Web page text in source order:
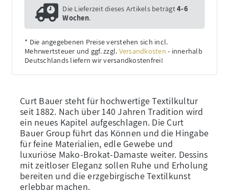
Die Lieferzeit dieses Artikels beträgt4-6
Wochen.
* Die angegebenen Preise verstehen sich incl.
Mehrwertsteuer und ggf. zzgl. Versandkosten - innerhalb
Deutschlands liefern wir versandkostenfrei!
Curt Bauer steht für hochwertige Textilkultur
seit 1882. Nach über 140 Jahren Tradition wird
ein neues Kapitel aufgeschlagen. Die Curt
Bauer Group führt das Können und die Hingabe
für feine Materialien, edle Gewebe und
luxuriöse Mako-Brokat-Damaste weiter. Dessins
mit zeitloser Eleganz sollen Ruhe und Erholung
bereiten und die erzgebirgische Textilkunst
erlebbar machen.